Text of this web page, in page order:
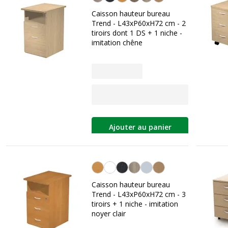
Caisson hauteur bureau
Trend - L43xP60xH72 cm - 2
tiroirs dont 1 DS + 1 niche -
imitation chêne
Ajouter au panier
Noyer clair
Caisson hauteur bureau
Trend - L43xP60xH72 cm - 3
tiroirs + 1 niche - imitation
noyer clair